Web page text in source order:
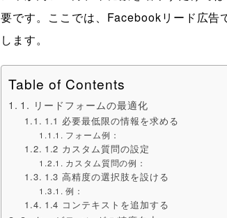
要です。ここでは、Facebookリード広告
します。
Table of Contents
1. リードフォームの最適化
1.1 必要最低限の情報を求める
フォーム例：
1.2 カスタム質問の設定
カスタム質問の例：
1.3 高精度の選択肢を設ける
例：
1.4 コンテキストを追加する